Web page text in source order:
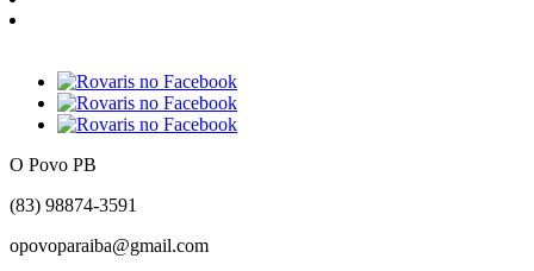
O Povo PB
(83) 98874-3591
opovoparaiba@gmail.com